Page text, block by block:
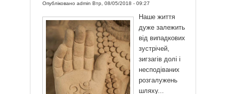
Опублікованоadmin Втр, 08/05/2018 - 09:27
Наше життя
дуже залежить
від випадкових
зустрічей,
зигзагів долі і
несподіваних
розгалужень
шляху...